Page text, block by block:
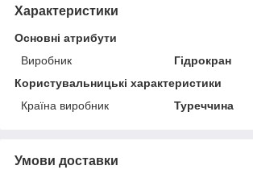
Характеристики
Основні атрибути
Виробник
Гідрокран
Користувальницькі характеристики
Країна виробник
Туреччина
Умови доставки